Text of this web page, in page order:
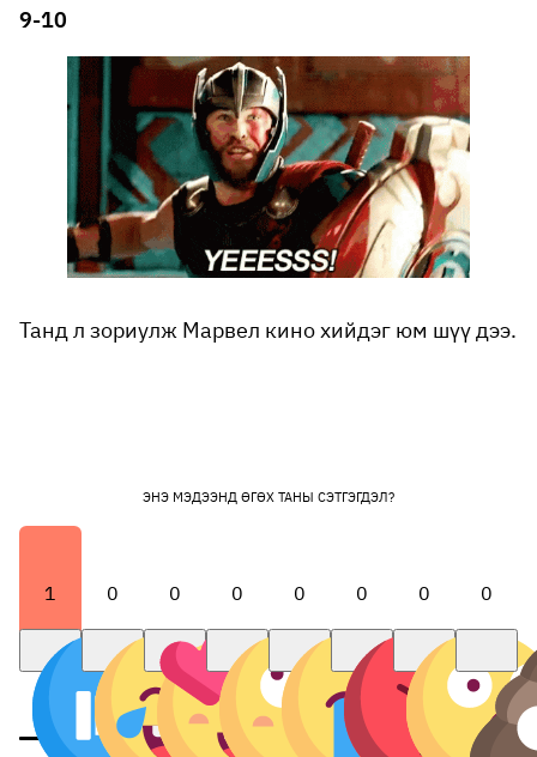
9-10
Танд л зориулж Марвел кино хийдэг юм шүү дээ.
ЭНЭ МЭДЭЭНД ӨГӨХ ТАНЫ СЭТГЭГДЭЛ?
1 0 0 0 0 0 0 0